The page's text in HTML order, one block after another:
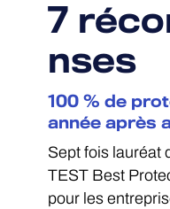
7
nses
100 % de
année après
Sept fois lauréat
TEST Best
pour les